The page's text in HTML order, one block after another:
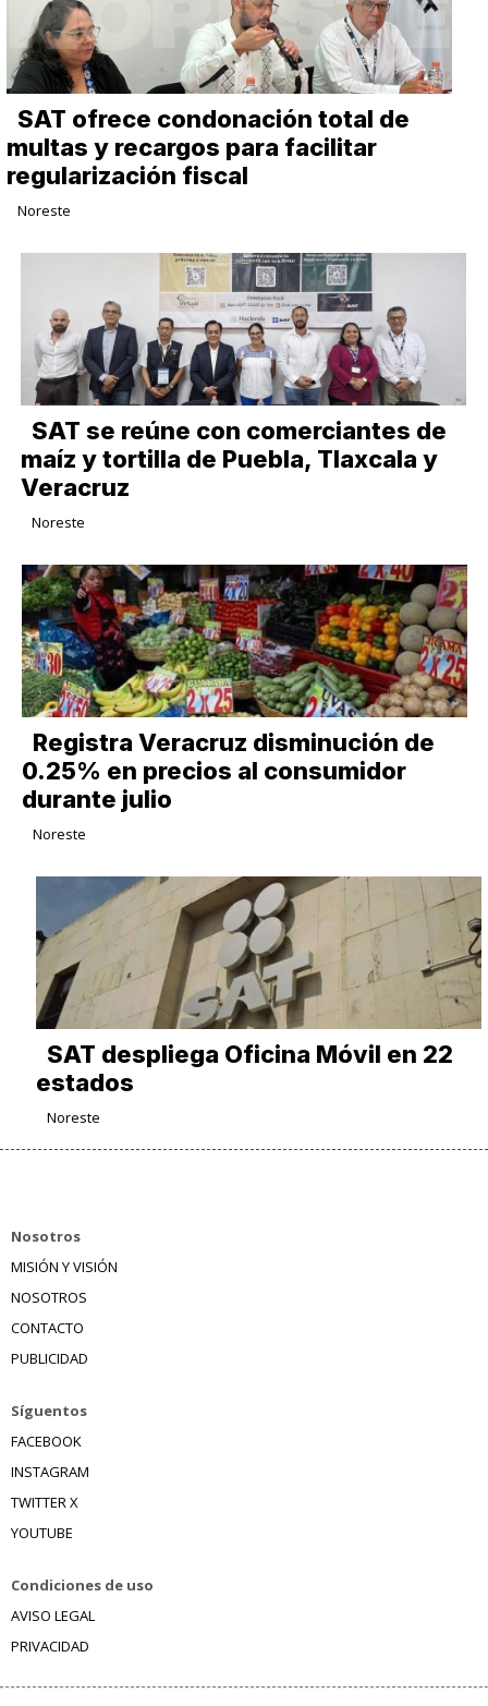
SAT ofrece condonación total de
multas y recargos para facilitar
regularización fiscal
Noreste
SAT se reúne con comerciantes de
maíz y tortilla de Puebla, Tlaxcala y
Veracruz
Noreste
Registra Veracruz disminución de
0.25% en precios al consumidor
durante julio
Noreste
SAT despliega Oficina Móvil en 22
estados
Noreste
Nosotros
MISIÓN Y VISIÓN
NOSOTROS
CONTACTO
PUBLICIDAD
Síguentos
FACEBOOK
INSTAGRAM
TWITTER X
YOUTUBE
Condiciones de uso
AVISO LEGAL
PRIVACIDAD